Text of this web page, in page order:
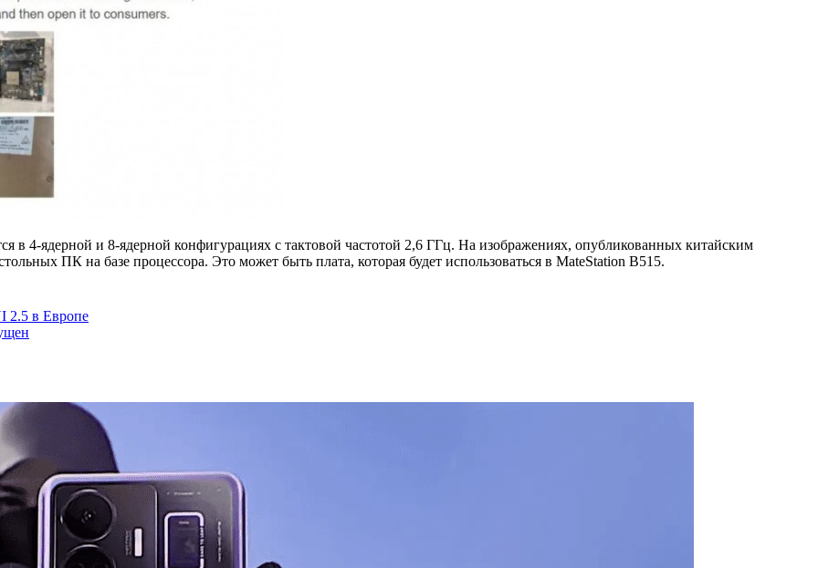
в 4-ядерной и 8-ядерной конфигурациях с тактовой частотой 2,6 ГГц. На изображениях, опубликованных китайским
ПК на базе процессора. Это может быть плата, которая будет использоваться в MateStation B515.
2.5 в Европе